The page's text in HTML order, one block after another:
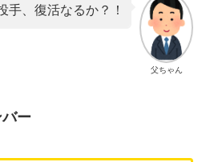
父ちゃん
手、復活なるか？！
ー